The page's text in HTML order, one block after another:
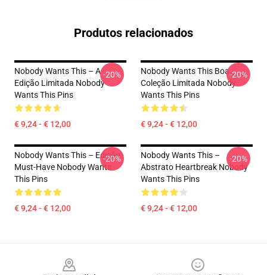
Produtos relacionados
Nobody Wants This – A
Edição Limitada Nobody
Wants This Pins
€ 9,24 - € 12,00
-20%
Nobody Wants This Boa
Coleção Limitada Nobody
Wants This Pins
€ 9,24 - € 12,00
-20%
Nobody Wants This – Edição
Must-Have Nobody Wants
This Pins
€ 9,24 - € 12,00
-20%
Nobody Wants This –
Abstrato Heartbreak Nobody
Wants This Pins
€ 9,24 - € 12,00
-20%